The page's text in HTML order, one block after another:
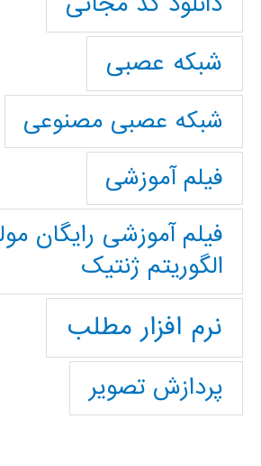
شبکه عصبی
شبکه عصبی مصنوعی
فیلم آموزشی
فیلم آموزشی رایگان
الگوریتم ژنتیک
نرم افزار مطلب
پردازش تصویر